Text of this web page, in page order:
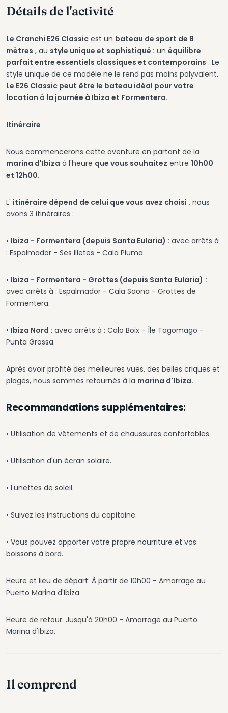
Détails de l'activité
Le Cranchi E26 Classic est un bateau de sport de 8
mètres , au style unique et sophistiqué : un équilibre
parfait entre essentiels classiques et contemporains . Le
style unique de ce modèle ne le rend pas moins polyvalent.
Le E26 Classic peut être le bateau idéal pour votre
location à la journée à Ibiza et Formentera.
Itinéraire
Nous commencerons cette aventure en partant de la
marina d'Ibiza à l'heure que vous souhaitez entre 10h00
et 12h00.
L' itinéraire dépend de celui que vous avez choisi , nous
avons 3 itinéraires :
• Ibiza - Formentera (depuis Santa Eularia) : avec arrêts à
: Espalmador - Ses Illetes - Cala Pluma.
• Ibiza - Formentera - Grottes (depuis Santa Eularia) :
avec arrêts à : Espalmador - Cala Saona - Grottes de
Formentera.
• Ibiza Nord : avec arrêts à : Cala Boix - Île Tagomago -
Punta Grossa.
Après avoir profité des meilleures vues, des belles criques et
plages, nous sommes retournés à la marina d'Ibiza.
Recommandations supplémentaires:
• Utilisation de vêtements et de chaussures confortables.
• Utilisation d'un écran solaire.
• Lunettes de soleil.
• Suivez les instructions du capitaine.
• Vous pouvez apporter votre propre nourriture et vos
boissons à bord.
Heure et lieu de départ: À partir de 10h00 - Amarrage au
Puerto Marina d'Ibiza.
Heure de retour: Jusqu'à 20h00 - Amarrage au Puerto
Marina d'Ibiza.
Il comprend